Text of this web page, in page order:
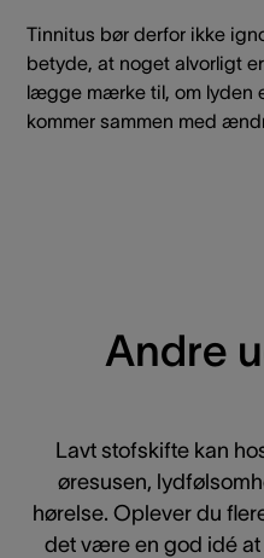
Tinnitus bør derfor ikke
betyde, at noget alvorligt
lægge mærke til, om lyden
kommer sammen med
Andre
Lavt stofskifte kan
øresusen,
hørelse. Oplever du
det være en god idé